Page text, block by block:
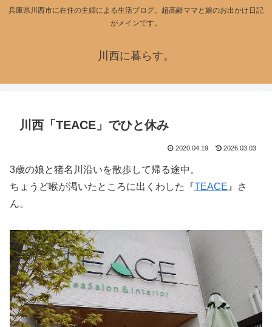
兵庫県川西市に在住の主婦による生活ブログ。超高齢ママと娘のお出かけ日記
がメインです。
川西に暮らす。
川西「TEACE」でひと休み
2020.04.19 2026.03.03
3歳の娘と猪名川沿いを散歩して帰る途中。
ちょうど喉が渇いたところに出くわした『TEACE 』さ
ん。